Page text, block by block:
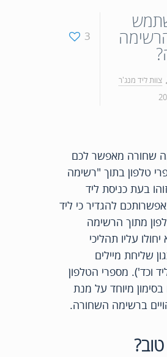
3
צוות ליד מנג'ר
שחורה מאפשר לכם
טלפון בתוך "רשימה
בעת כניסת ליד
להגדיר כי ליד
מתוך הרשימה
עליו תהליכי
שליחת מיילים
וכד'). מספרי הטלפון
בסימון מיוחד על מנת
ברשימה השחורה.